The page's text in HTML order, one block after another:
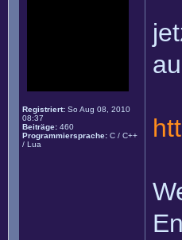
Registriert: So Aug 08, 2010
08:37
Beiträge: 460
Programmiersprache: C / C++
/ Lua